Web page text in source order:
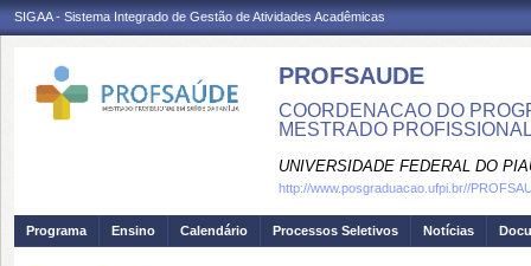
SIGAA - Sistema Integrado de Gestão de Atividades Acadêmicas
PROFSAUDE
COORDENACAO DO
MESTRADO
UNIVERSIDADE FEDERAL DO
http://www.posgraduacao.ufpi.br//
Programa Ensino Calendário Processos Seletivos Notícias